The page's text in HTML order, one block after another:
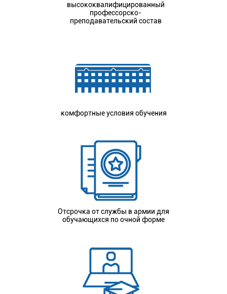
высококвалифицированный
профессорско-
преподавательский состав
комфортные условия обучения
Отсрочка от службы в армии для
обучающихся по очной форме